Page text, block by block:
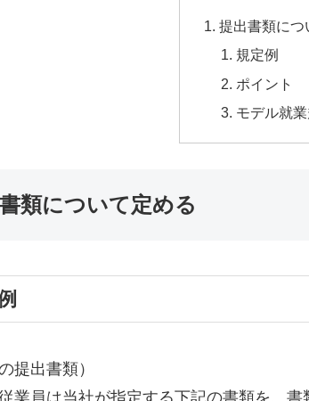
提出書類につ
規定例
ポイント
モデル就
類について定める
提出書類）
員は当社が指定する下記の書類を、書